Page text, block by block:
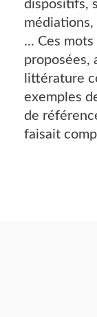
dispositifs,
médiations,
... Ces
proposées,
littérature
exemples
de
faisait